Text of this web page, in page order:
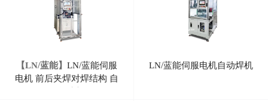
【LN/蓝能】 LN/蓝能伺服
电机 前后夹焊对焊结构 自
LN/蓝能伺服电机自动焊机